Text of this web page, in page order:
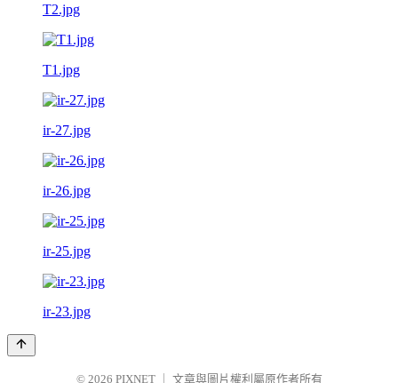
T2.jpg
T1.jpg
ir-27.jpg
ir-26.jpg
ir-25.jpg
ir-23.jpg
© 2026 PIXNET 文章與圖片權利屬原作者所有